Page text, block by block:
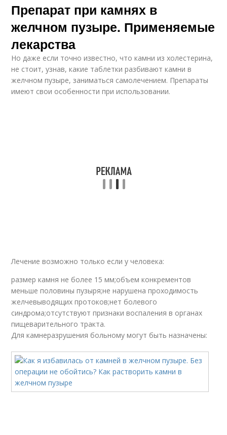
Лекарственные
препараты
Препараты для
растворения
Китайские препараты
Препарат при камнях в
желчном пузыре. Применяемые
лекарства
Но даже если точно известно, что камни из холестерина,
не стоит, узнав, какие таблетки разбивают камни в
желчном пузыре, заниматься самолечением. Препараты
имеют свои особенности при использовании.
Лечение возможно только если у человека:
размер камня не более 15 мм;объем конкрементов
меньше половины пузыря;не нарушена проходимость
желчевыводящих протоков;нет болевого
синдрома;отсутствуют признаки воспаления в органах
пищеварительного тракта.
Для камнеразрушения больному могут быть назначены: